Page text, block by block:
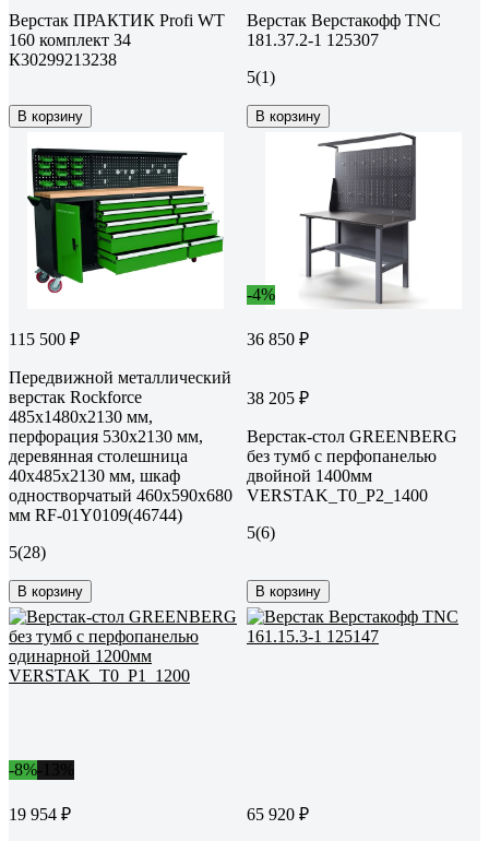
Верстак ПРАКТИК Profi WT
160 комплект 34
К30299213238
В корзину
Верстак Верстакофф TNC
181.37.2-1 125307
5(1)
В корзину
115 500 ₽
Передвижной металлический
верстак Rockforce
485x1480x2130 мм,
перфорация 530x2130 мм,
деревянная столешница
40x485x2130 мм, шкаф
одностворчатый 460x590x680
мм RF-01Y0109(46744)
5(28)
В корзину
-4%
36 850 ₽
38 205 ₽
Верстак-стол GREENBERG
без тумб с перфопанелью
двойной 1400мм
VERSTAK_Т0_P2_1400
5(6)
В корзину
-8%
19 954 ₽ 65 920 ₽